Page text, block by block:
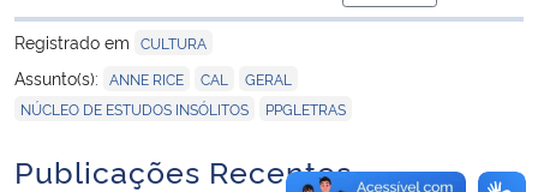
para área de
Registrado em CULTURA
Assunto(s): ANNE RICE CAL GERAL
NÚCLEO DE ESTUDOS INSÓLITOS PPGLETRAS
Publicações Recentes